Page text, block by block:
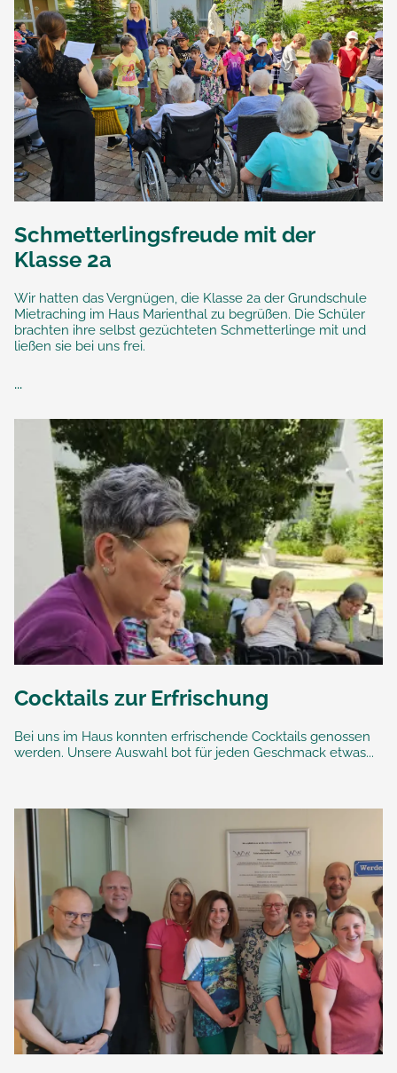
Schmetterlingsfreude mit der
Klasse 2a
Wir hatten das Vergnügen, die Klasse 2a der Grundschule
Mietraching im Haus Marienthal zu begrüßen. Die Schüler
brachten ihre selbst gezüchteten Schmetterlinge mit und
ließen sie bei uns frei.
...
Cocktails zur Erfrischung
Bei uns im Haus konnten erfrischende Cocktails genossen
werden. Unsere Auswahl bot für jeden Geschmack etwas...